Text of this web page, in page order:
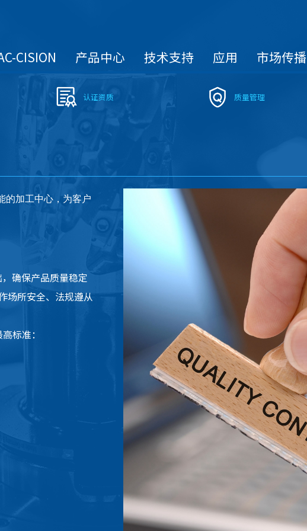
CISION 产品中心 技术支持 应用 市场传播
认证资质 质量管理
的加工中心，为客户
确保产品质量稳定
场所安全、法规遵从
标准：